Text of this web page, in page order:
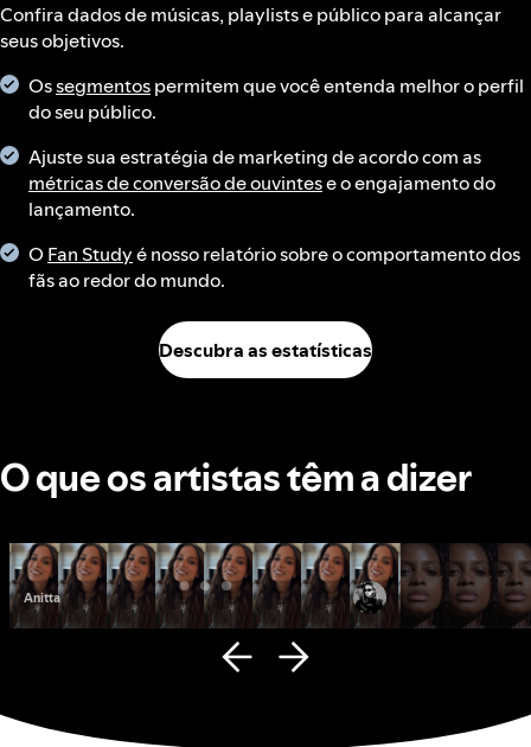
Confira dados de músicas, playlists e público para alcançar
seus objetivos.
Ossegmentospermitem que você entenda melhor o perfil
do seu público.
Ajuste sua estratégia de marketing de acordo com as
métricas de conversão de ouvintese o engajamento do
lançamento.
OFan Studyé nosso relatório sobre o comportamento dos
fãs ao redor do mundo.
Descubra as estatísticas
O que os artistas têm a dizer
Anitta Fana Hues